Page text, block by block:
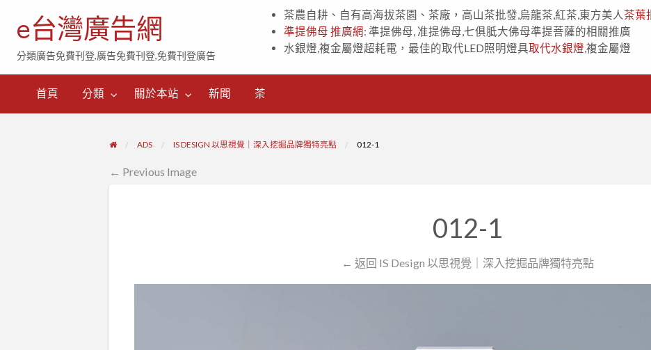
e台灣廣告網
分類廣告免費刊登,廣告免費刊登,免費刊登廣告
茶農自耕、自有高海拔茶園、茶廠，高山茶批發,烏龍茶,紅茶,東方美人茶葉
準提佛母 推廣網: 準提佛母, 准提佛母,七俱胝大佛母準提菩薩的相關推廣
水銀燈,複金屬燈超耗電，最佳的取代LED照明燈具取代水銀燈 ,複金屬燈
首頁 分類 關於本站 新聞 茶
ADS IS DESIGN 以思視覺｜深入挖掘品牌獨特亮點 012-1
← Previous Image
012-1
← 返回 IS Design 以思視覺｜深入挖掘品牌獨特亮點